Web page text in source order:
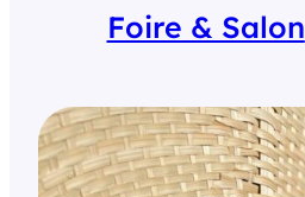
Foire & Salon